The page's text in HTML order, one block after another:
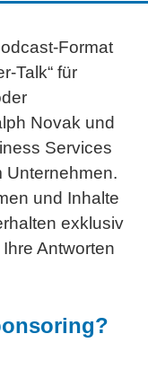
Format
Talk“ für
Novak und
Services
Unternehmen.
und Inhalte
exklusiv
Antworten